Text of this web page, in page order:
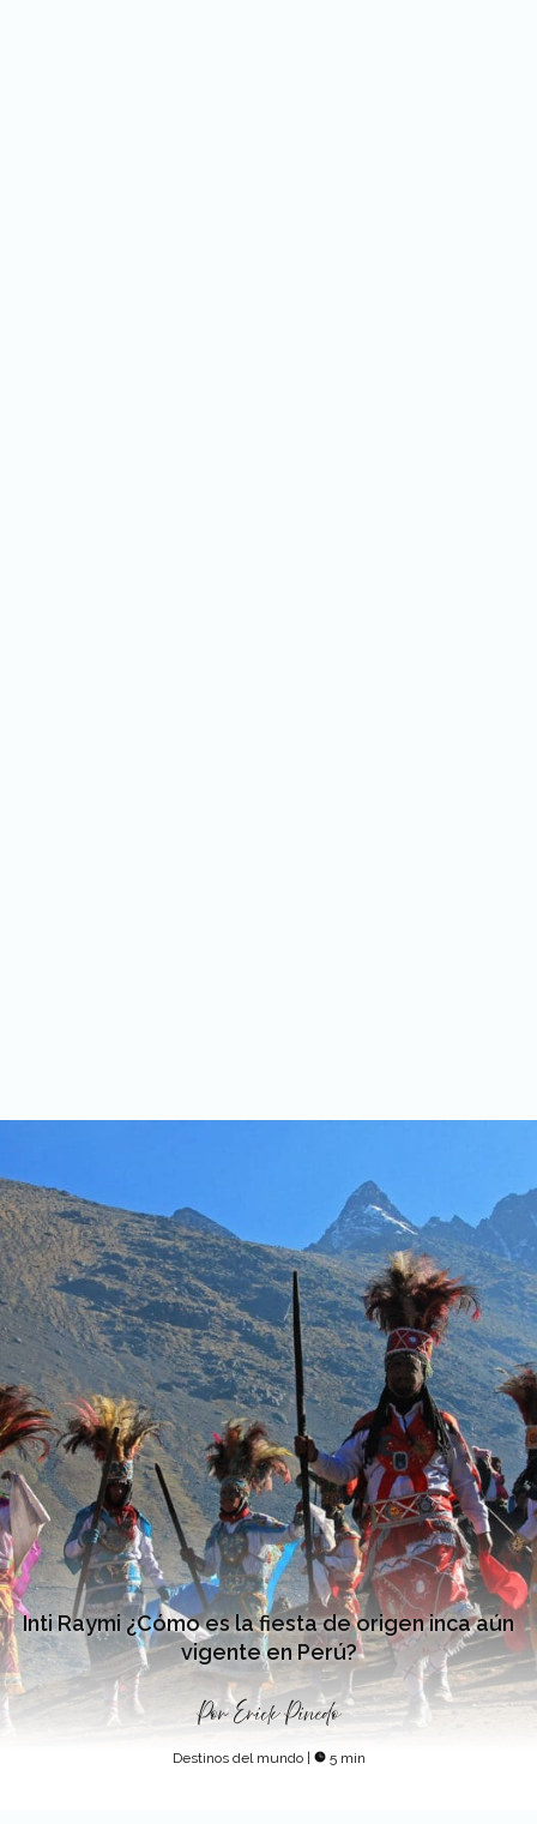
Inti Raymi ¿Cómo es la fiesta de origen inca aún
vigente en Perú?
Por Erick Pinedo
Destinos del mundo 5 min